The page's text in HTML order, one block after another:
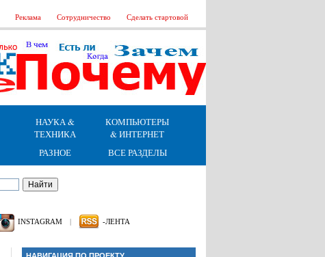
Реклама Сотрудничество Сделать стартовой
НАУКА &
ТЕХНИКА
КОМПЬЮТЕРЫ
& ИНТЕРНЕТ
РАЗНОЕ ВСЕ РАЗДЕЛЫ
INSTAGRAM | -ЛЕНТА